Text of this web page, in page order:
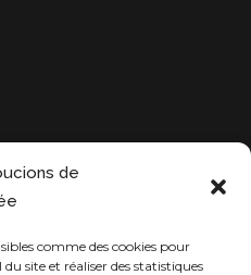
de
comme des cookies pour
site et réaliser des statistiques